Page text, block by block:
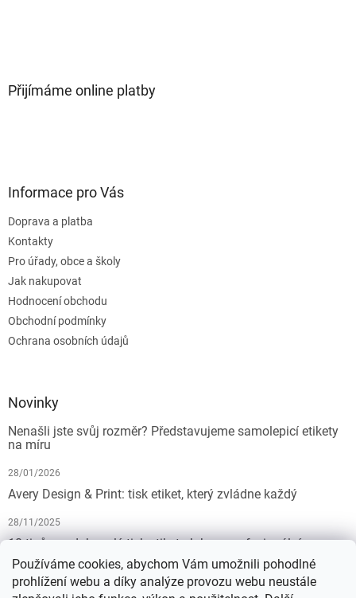
Používáme cookies, abychom Vám umožnili pohodlné
prohlížení webu a díky analýze provozu webu neustále
Přijímáme online platby
Informace pro Vás
Doprava a platba
Kontakty
Pro úřady, obce a školy
Jak nakupovat
Hodnocení obchodu
Obchodní podmínky
Ochrana osobních údajů
Novinky
Nenašli jste svůj rozměr? Představujeme samolepicí etikety
na míru
28/01/2026
Avery Design & Print: tisk etiket, který zvládne každý
28/11/2025
10 tipů pro dokonalý tisk etiket: Jak na profesionální
výsledek bez starostí
19/07/2025